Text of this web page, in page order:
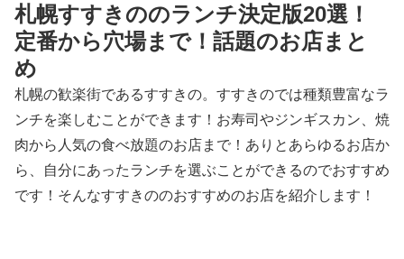
札幌すすきののランチ決定版20選！
定番から穴場まで！話題のお店まと
め
札幌の歓楽街であるすすきの。すすきのでは種類豊富なラ
ンチを楽しむことができます！お寿司やジンギスカン、焼
肉から人気の食べ放題のお店まで！ありとあらゆるお店か
ら、自分にあったランチを選ぶことができるのでおすすめ
です！そんなすすきののおすすめのお店を紹介します！